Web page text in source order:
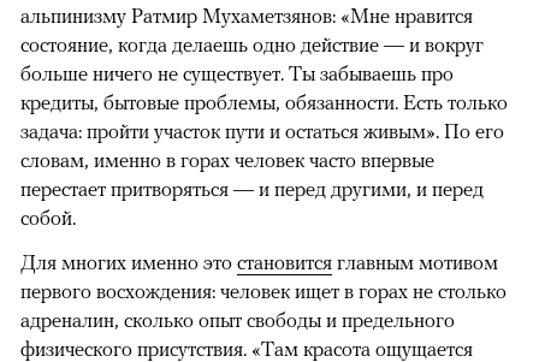
альпинизму Ратмир Мухаметзянов: «Мне нравится
состояние, когда делаешь одно действие — и вокруг
больше ничего не существует. Ты забываешь про
кредиты, бытовые проблемы, обязанности. Есть только
задача: пройти участок пути и остаться живым». По его
словам, именно в горах человек часто впервые
перестает притворяться — и перед другими, и перед
собой.
Для многих именно это становится главным мотивом
первого восхождения: человек ищет в горах не столько
адреналин, сколько опыт свободы и предельного
физического присутствия. «Там красота ощущается